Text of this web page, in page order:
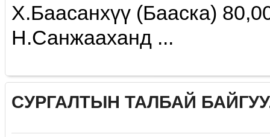
Х.Баасанхүү (Бааска)
Н.Санжааханд ...
СУРГАЛТЫН ТАЛБАЙ